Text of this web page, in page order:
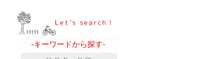
-キーワードから探す-